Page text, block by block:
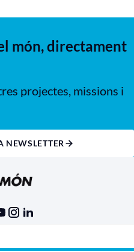
món, directament
projectes, missions i
NEWSLETTER